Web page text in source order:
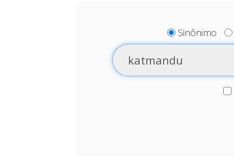
Sinônimo